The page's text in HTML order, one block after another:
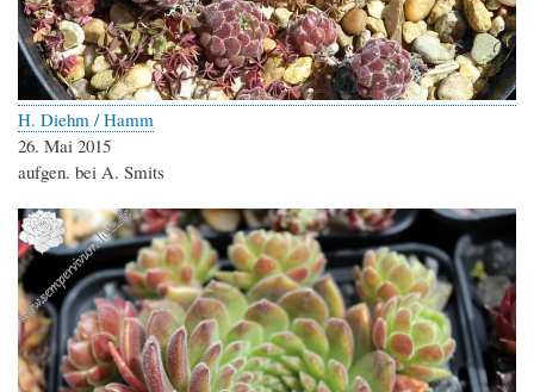
H. Diehm / Hamm
26. Mai 2015
aufgen. bei A. Smits